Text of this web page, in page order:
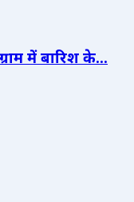
में बारिश के...